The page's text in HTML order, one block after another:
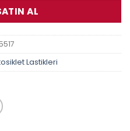
AL
Lastikleri